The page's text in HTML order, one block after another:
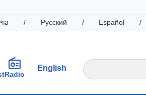
ວ / Русский / Español /
Radio
English